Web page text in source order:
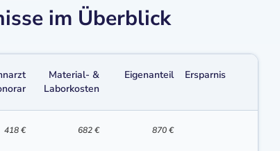
im Überblick
Material- &
Laborkosten
Eigenanteil Ersparnis
418 € 682 € 870 €